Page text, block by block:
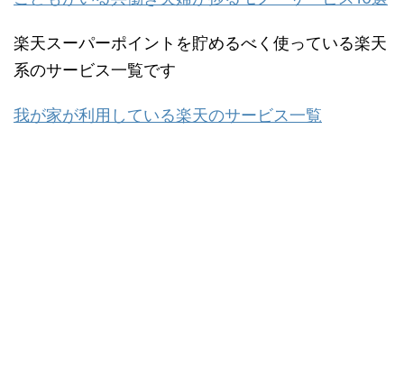
楽天スーパーポイントを貯めるべく使っている楽天
系のサービス一覧です
我が家が利用している楽天のサービス一覧